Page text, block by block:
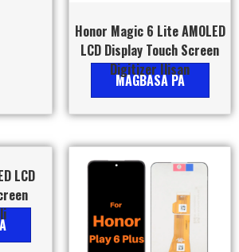
Honor Magic 6 Lite AMOLED
LCD Display Touch Screen
Digitizer Ilisan
MAGBASA PA
LCD